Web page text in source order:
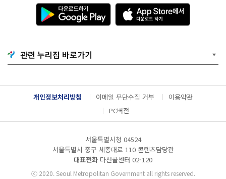
다
운
로
기
G
o
g
l
e
l
A
p
p
e
서
다
운
드
관련 누리집 바로가기
개인정보처리방침 이메일 무단수집 거부
이용약관
PC버전
서울특별시청 04524
서울특별시 중구 세종대로 110 콘텐츠담당관
대표전화 다산콜센터 02-120
ⓒ2020. Seoul Metropolitan Government all rights reserved.